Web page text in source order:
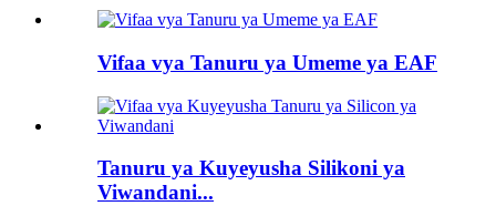
Vifaa vya Tanuru ya Umeme ya EAF
Tanuru ya Kuyeyusha Silikoni ya
Viwandani...